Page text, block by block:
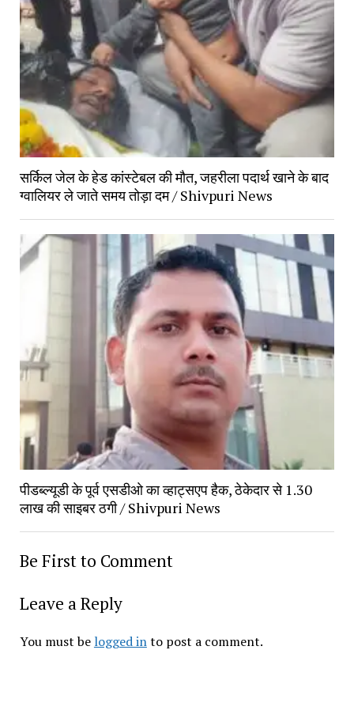
सर्किल जेल के हेड कांस्टेबल की मौत, जहरीला पदार्थ खाने के बाद
ग्वालियर ले जाते समय तोड़ा दम / Shivpuri News
पीडब्ल्यूडी के पूर्व एसडीओ का व्हाट्सएप हैक, ठेकेदार से 1.30
लाख की साइबर ठगी / Shivpuri News
Be First to Comment
Leave a Reply
You must be logged into post a comment.